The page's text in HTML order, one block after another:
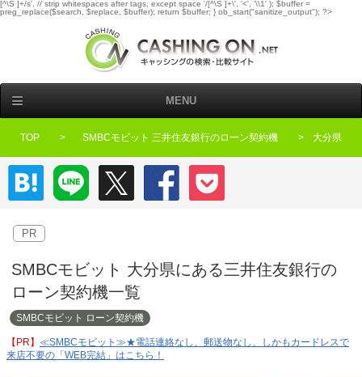
[^\S ]+/s', // strip whitespaces after tags, except space '/[^\S ]+\', '<', '\\1' ); $buffer =
preg_replace($search, $replace, $buffer); return $buffer; } ob_start("sanitize_output"); ?>
MENU
TOP SMBCモビット 三井住友銀行のローン契約機 大分県
はてなブックマーク
LINE Twitter Facebook
PR
SMBCモビット 大分県にある三井住友銀行の
ローン契約機一覧
SMBCモビット ローン契約機
≪SMBCモビット≫★電話連絡なし、郵送物なし、しかもカードレスで
来店不要の「WEB完結」はこちら！